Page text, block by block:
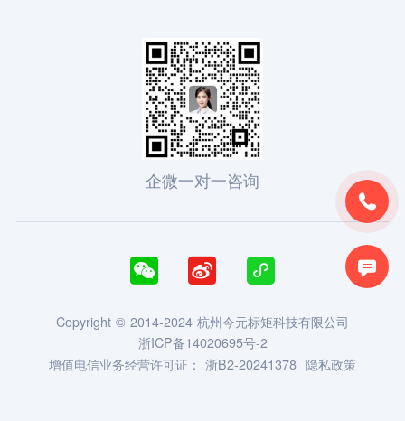


企微一对一咨询
  
Copyright © 2014-2024 杭州今元标矩科技有限公司
浙ICP备14020695号-2
增值电信业务经营许可证： 浙B2-20241378 隐私政策